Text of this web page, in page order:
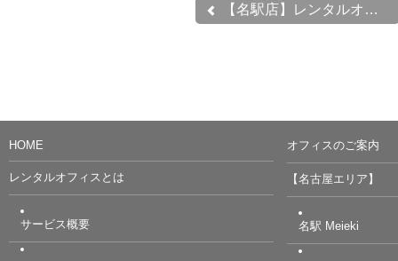
【名駅店】レンタルオフィ...
HOME
レンタルオフィスとは
サービス概要
オフィスのご案内
【名古屋エリア】
名駅 Meieki